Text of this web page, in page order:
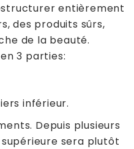
entièrement
des produits sûrs,
de la beauté.
3 parties:
inférieur.
Depuis plusieurs
sera plutôt